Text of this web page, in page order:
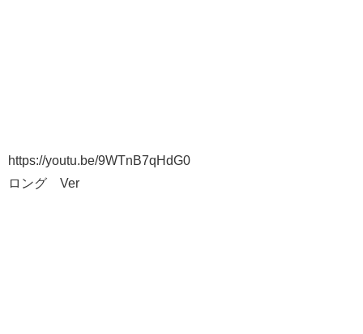
https://youtu.be/9WTnB7qHdG0
ロング Ver